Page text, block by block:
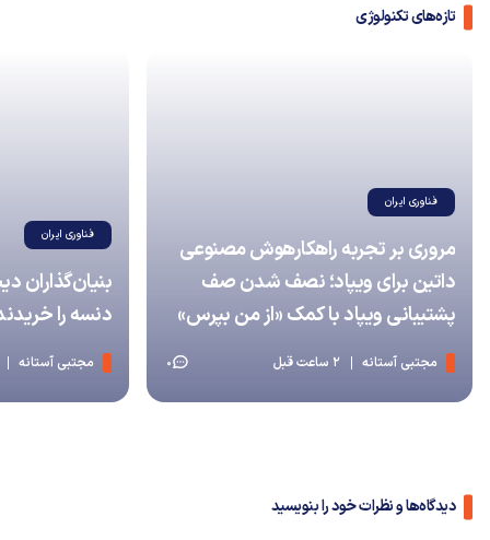
تازه‌های تکنولوژی
فناوری ایران
مروری بر تجربه راهکارهوش مصنوعی
داتین برای ویپاد؛ نصف شدن صف
پشتیبانی ویپاد با کمک «از من بپرس»
مجتبی آستانه 2 ساعت قبل 0
فناوری ایران
دنسه را
مجتبی آستانه
دیدگاه‌ها و نظرات خود را بنویسید